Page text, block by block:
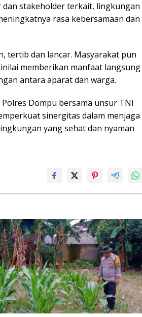
dan stakeholder terkait, lingkungan
rasa kebersamaan dan
tertib dan lancar. Masyarakat pun
memberikan manfaat langsung
antara aparat dan warga.
Dompu bersama unsur TNI
sinergitas dalam menjaga
yang sehat dan nyaman